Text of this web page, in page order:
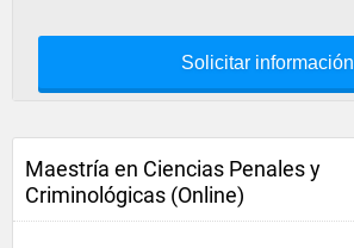
Solicitar información
Maestría en Ciencias Penales y
Criminológicas (Online)